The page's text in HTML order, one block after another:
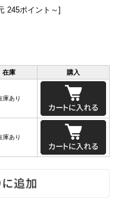
245ポイント～]
在庫 購入
庫あり
庫あり